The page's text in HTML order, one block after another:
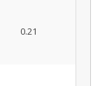
0.21